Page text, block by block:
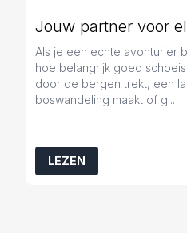
Als je een echte avonturier
hoe belangrijk goed
door de bergen trekt, een
boswandeling maakt of g...
LEZEN